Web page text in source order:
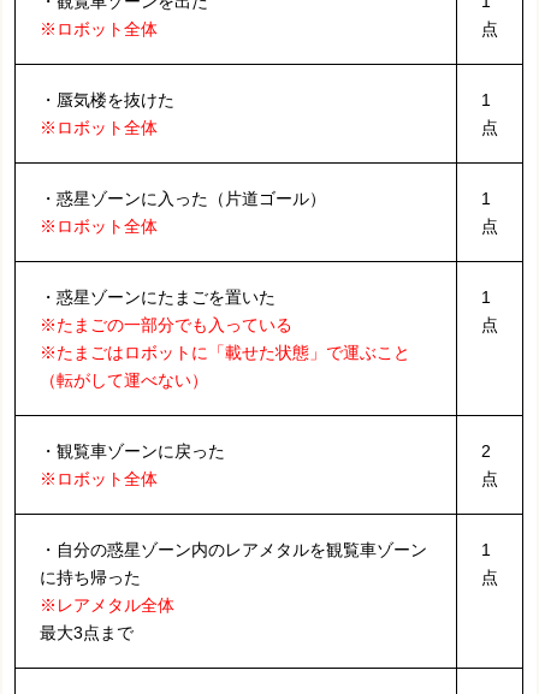
※ロボット全体
点
・蜃気楼を抜けた
※ロボット全体
1
点
・惑星ゾーンに入った（片道ゴール）
※ロボット全体
1
点
・惑星ゾーンにたまごを置いた
※たまごの一部分でも入っている
※たまごはロボットに「載せた状態」で運ぶこと
（転がして運べない）
1
点
・観覧車ゾーンに戻った
※ロボット全体
2
点
・自分の惑星ゾーン内のレアメタルを観覧車ゾーン
に持ち帰った
※レアメタル全体
最大3点まで
1
点